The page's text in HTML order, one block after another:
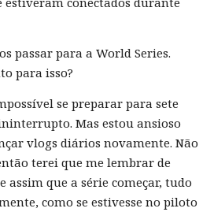
passar para a World Series.
para isso?
se preparar para sete
Mas estou ansioso
vlogs diários novamente. Não
terei que me lembrar de
assim que a série começar, tudo
como se estivesse no piloto